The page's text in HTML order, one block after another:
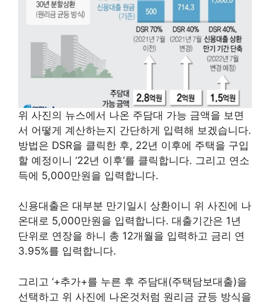
위 사진의 뉴스에서 나온 주담대 가능 금액을 보면
서 어떻게 계산하는지 간단하게 입력해 보겠습니다.
방법은 DSR을 클릭한 후, 22년 이후에 주택을 구입
할 예정이니 ’22년 이후’를 클릭합니다. 그리고 연소
득에 5,000만원을 입력합니다.
신용대출은 대부분 만기일시 상환이니 위 사진에 나
온대로 5,000만원을 입력합니다. 대출기간은 1년
단위로 연장을 하니 총 12개월을 입력하고 금리 연
3.95%를 입력합니다.
그리고 ‘+추가+를 누른 후 주담대(주택담보대출)을
선택하고 위 사진에 나온것처럼 원리금 균등 방식을